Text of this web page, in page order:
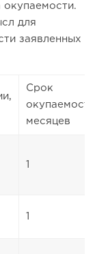
для
заявленных
Срок
месяцев
1
1